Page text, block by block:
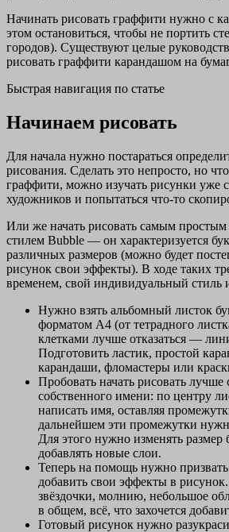
Начинать рисовать граффити нужно с
этом остановиться, чтобы не портить
городов). Существуют целые
рисовать граффити карандашом на
Быстрая навигация по статье
Начинаем рисовать
Для начала нужно постараться
рисования. Сделать это непросто, но
граффити, можно изучать рисунки уже
художников и попытаться что-то
Или же начать рисовать самым
стилем Bubble — он характеризуется
различных размеров (можно будет
рисунок свои эффекты). В ходе таких
временем, свой индивидуальный стиль
Нужно взять альбомный листок
форматом А4 (от тетрадного
клетками лучше отказаться —
Подготовить ластик, простой
карандаши, фломастеры или
Пробовать начать рисовать лучше
собственного имени: по центру
написать имя, оставляя
дальнейшем эти промежутки
Для этого нужно изменять размер
добавлять новые слои.
Теперь на помощь нужно
добавить свои эффекты в
звёздочки, молнию, небольшое
в общем, всё, что захочется
Готовый рисунок нужно